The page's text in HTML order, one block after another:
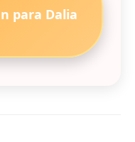
para Dalia